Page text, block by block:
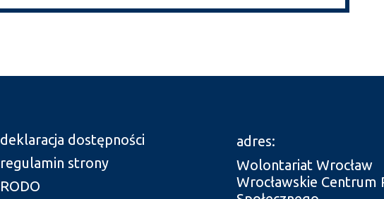
deklaracja dostępności
regulamin strony
RODO
adres:
Wolontariat Wrocław
Wrocławskie Centrum